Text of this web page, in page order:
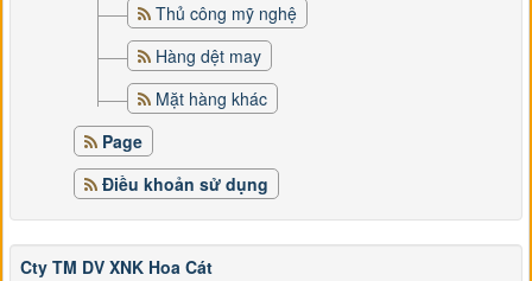
Thủ công mỹ nghệ
Hàng dệt may
Mặt hàng khác
Page
Điều khoản sử dụng
Cty TM DV XNK Hoa Cát